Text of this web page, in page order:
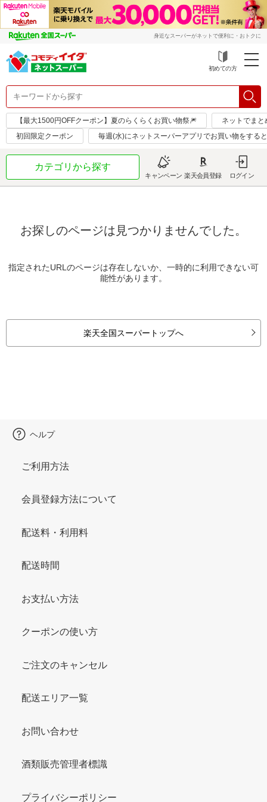
身近なスーパーがネットで便利に・おトクに
初めての方
【最大1500円OFFクーポン】夏のらくらくお買い物祭🎆
ネットでまと
初回限定クーポン
毎週(水)にネットスーパーアプリでお買い物をする
カテゴリから探す
キャンペーン 楽天会員登録 ログイン
お探しのページは見つかりませんでした。
指定されたURLのページは存在しないか、一時的に利用できない可
能性があります。
楽天全国スーパートップへ
ヘルプ
ご利用方法
会員登録方法について
配送料・利用料
配送時間
お支払い方法
クーポンの使い方
ご注文のキャンセル
配送エリア一覧
お問い合わせ
酒類販売管理者標識
プライバシーポリシー